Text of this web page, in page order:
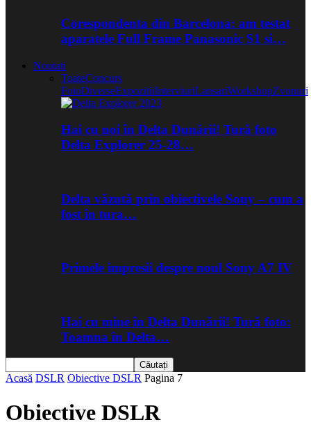
Corespondenta din Barcelona: am testat
aparatele Full Frame Panasonic S1 si…
Noutati
ToateConcurs
FotoDiverseExpozitiiInterviuriLansariWorkshopZvonuri
Hai cu noi în Delta Dunării! Tură foto
Delta Explorer 25-28…
Delta văzută prin obiectivele Sony – cum a
fost în tura…
Primele impresii despre noul Sony A7 IV
Hai cu mine în Delta Dunării! Tură foto:
Toamna în Delta…
Acasă DSLR Obiective DSLR Pagina 7
Obiective DSLR